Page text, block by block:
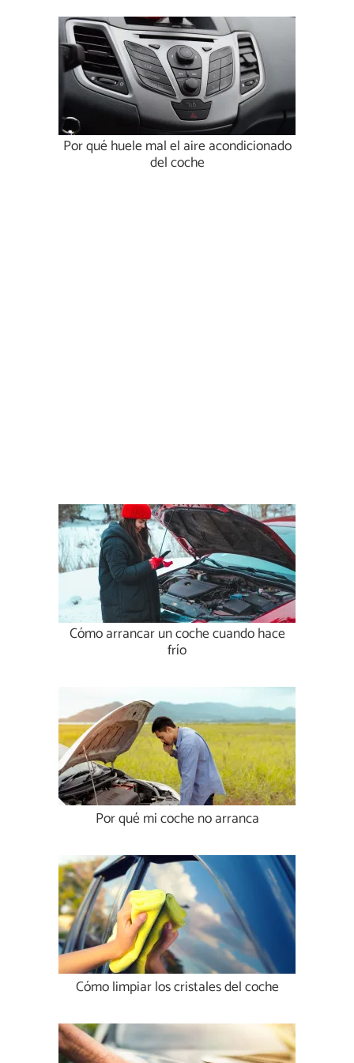
Por qué huele mal el aire acondicionado
del coche
Cómo arrancar un coche cuando hace
frío
Por qué mi coche no arranca
Cómo limpiar los cristales del coche